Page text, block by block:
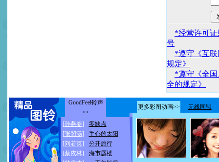
*经营许可证
号
*遵守《互
规定》
*遵守《全
全的规定》